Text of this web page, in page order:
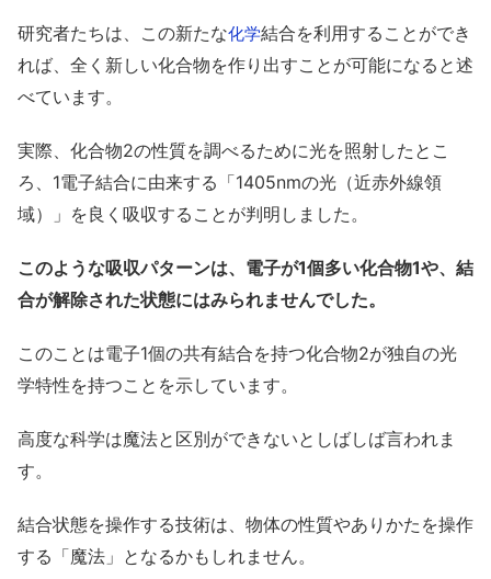
研究者たちは、この新たな化学結合を利用することができ
れば、全く新しい化合物を作り出すことが可能になると述
べています。
実際、化合物2の性質を調べるために光を照射したとこ
ろ、1電子結合に由来する「1405nmの光（近赤外線領
域）」を良く吸収することが判明しました。
このような吸収パターンは、電子が1個多い化合物1や、結
合が解除された状態にはみられませんでした。
このことは電子1個の共有結合を持つ化合物2が独自の光
学特性を持つことを示しています。
高度な科学は魔法と区別ができないとしばしば言われま
す。
結合状態を操作する技術は、物体の性質やありかたを操作
する「魔法」となるかもしれません。